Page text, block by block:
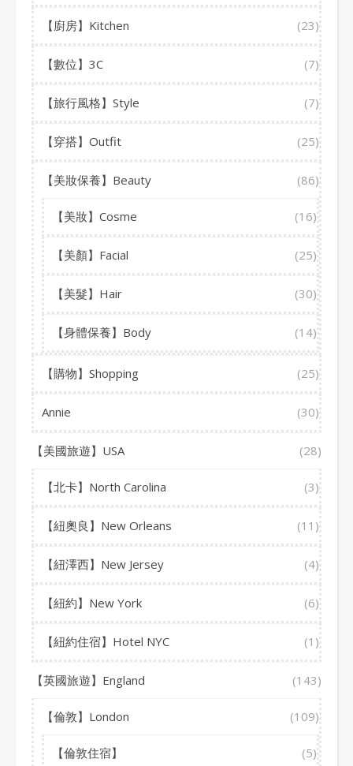
【廚房】Kitchen (23)
【數位】3C (7)
【旅行風格】Style (7)
【穿搭】Outfit (25)
【美妝保養】Beauty (86)
【美妝】Cosme (16)
【美顏】Facial (25)
【美髮】Hair (30)
【身體保養】Body (14)
【購物】Shopping (25)
Annie (30)
【美國旅遊】USA (28)
【北卡】North Carolina (3)
【紐奧良】New Orleans (11)
【紐澤西】New Jersey (4)
【紐約】New York (6)
【紐約住宿】Hotel NYC (1)
【英國旅遊】England (143)
【倫敦】London (109)
【倫敦住宿】 (5)